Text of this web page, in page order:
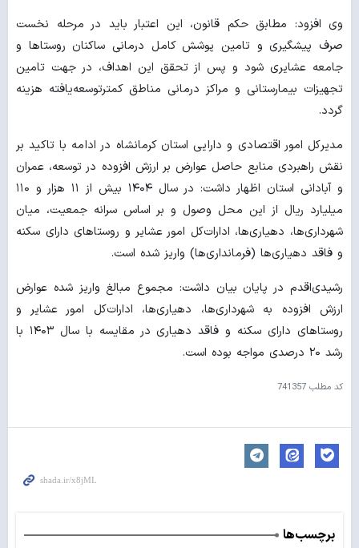
وی افزود: مطابق حکم قانون، این اعتبار باید در مرحله نخست
صرف پیشگیری و تامین پوشش کامل درمانی ساکنان روستاها و
جامعه عشایری شود و پس از تحقق این اهداف، در جهت تامین
تجهیزات بیمارستانی و مراکز درمانی مناطق کمترتوسعه‌یافته هزینه
گردد.
مدیرکل امور اقتصادی و دارایی استان کرمانشاه در ادامه با تاکید بر
نقش راهبردی منابع حاصل عوارض بر ارزش افزوده در توسعه، عمران
و آبادانی استان اظهار داشت: در سال ۱۴۰۴ بیش از ۱۱ هزار و ۱۱۰
میلیارد ریال از این محل وصول و بر اساس سرانه جمعیت، میان
شهرداری‌ها، دهیاری‌ها، ادارات‌کل امور عشایر و روستاهای دارای سکنه
و فاقد دهیاری‌ها (فرمانداری‌ها) واریز شده است.
رشیدی‌اقدم در پایان بیان داشت: مجموع مبالغ واریز شده عوارض
ارزش افزوده به شهرداری‌ها، دهیاری‌ها، ادارات‌کل امور عشایر و
روستاهای دارای سکنه و فاقد دهیاری در مقایسه با سال ۱۴۰۳ با
رشد ۲۰ درصدی مواجه بوده است.
کد مطلب 741357
برچسب‌ها